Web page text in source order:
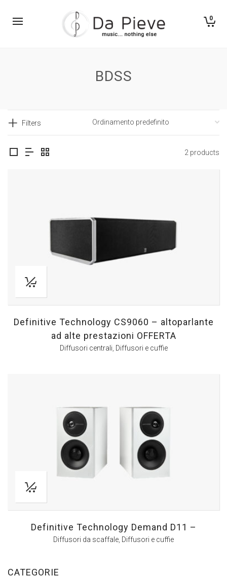
0
BDSS
Filters
2 products
Definitive Technology CS9060 – altoparlante
ad alte prestazioni OFFERTA
Diffusori centrali, Diffusori e cuffie
Definitive Technology Demand D11 –
Diffusori da scaffale Diffusori e cuffie
CATEGORIE